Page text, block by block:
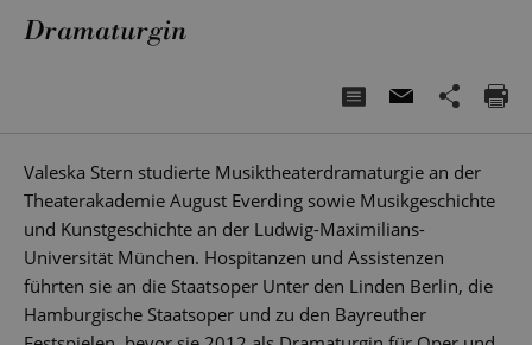
Dramaturgin
Valeska Stern studierte Musiktheaterdramaturgie an der
Theaterakademie August Everding sowie Musikgeschichte
und Kunstgeschichte an der Ludwig-Maximilians-
Universität München. Hospitanzen und Assistenzen
führten sie an die Staatsoper Unter den Linden Berlin, die
Hamburgische Staatsoper und zu den Bayreuther